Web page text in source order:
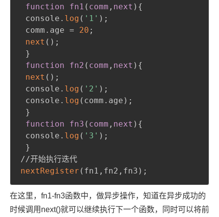
function fn1 ( comm , next ) {
console. log ( '1' ) ;
comm.age = 20 ;
next ( ) ;
}
function fn2 ( comm , next ) {
next ( ) ;
console. log ( '2' ) ;
console. log ( comm.age ) ;
}
function fn3 ( comm , next ) {
console. log ( '3' ) ;
}
nextRegister ( fn1 , fn2 , fn3 ) ;
在这里，fn1-fn3函数中，做异步操作，知道在异步成功的
时候调用next()就可以继续执行下一个函数，同时可以将前